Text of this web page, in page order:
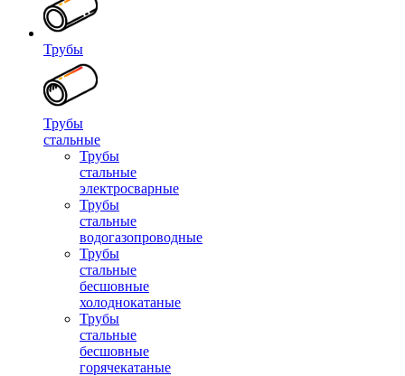
Трубы
Трубы
стальные
Трубы
стальные
электросварные
Трубы
стальные
водогазопроводные
Трубы
стальные
бесшовные
холоднокатаные
Трубы
стальные
бесшовные
горячекатаные